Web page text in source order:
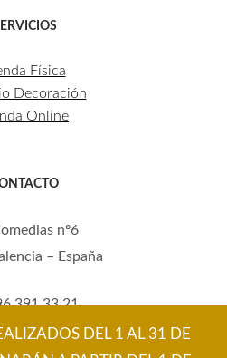
DEL 1 AL 31 DE
Física
Decoración
Online
nº6
– España
391 33 21
123 461